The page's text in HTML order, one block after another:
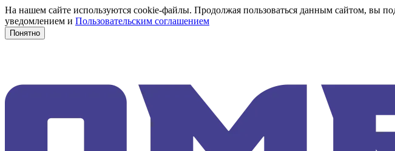
На нашем сайте используются cookie-файлы. Продолжая пользоваться данным сайтом, вы
уведомлением и Пользовательским соглашением
Понятно